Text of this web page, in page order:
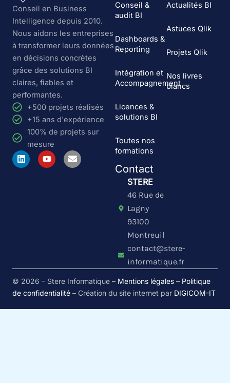
Conseil en Business
Intelligence depuis 2010.
Nous aidons les entreprises
à transformer leurs données
en décisions concrètes
grâce des solutions BI
claires, fiables et
performantes.
+500 projets réalisés
+15 ans d'expérience
100% de projets sur
mesure
L
i
n
Y
o
u
E
n
v
Conseil &
audit BI
Dashboards &
Reporting
Intégration et
Accompagnement
Licences &
solutions BI
Toutes nos
formations
Actualités BI
Astuces Qlik
Projets Qlik
Nos livres
blancs
Contact
STERE
46 Rue de
Lagny
93100
Montreuil
contact@stere-
informatique.fr
© 2026 – Stere Informatique – Mentions légales – Politique
de confidentialité – Création du site internet par DIGICOM-IT